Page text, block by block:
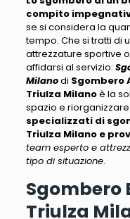
compito
se si considera la
tempo. Che si tratti di
attrezzature sportive
affidarsi al servizio:
Milanodi Sgombero
Triulza Milanoè la
spazio e
specializzati di
Triulza Milano e
team esperto e
tipo di situazione.
Sgombero
Triulza